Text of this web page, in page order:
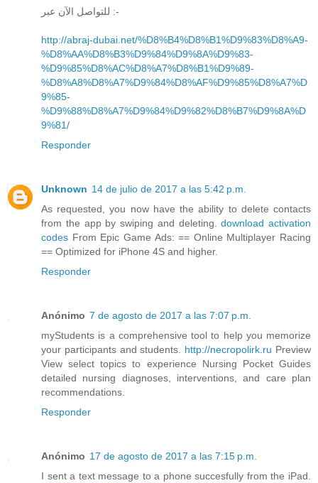
للتواصل الآن عبر :-
http://abraj-dubai.net/%D8%B4%D8%B1%D9%83%D8%A9-
%D8%AA%D8%B3%D9%84%D9%8A%D9%83-
%D9%85%D8%AC%D8%A7%D8%B1%D9%89-
%D8%A8%D8%A7%D9%84%D8%AF%D9%85%D8%A7%D
9%85-
%D9%88%D8%A7%D9%84%D9%82%D8%B7%D9%8A%D
9%81/
Responder
Unknown 14 de julio de 2017 a las 5:42 p.m.
As requested, you now have the ability to delete contacts
from the app by swiping and deleting.download activation
codes From Epic Game Ads: == Online Multiplayer Racing
== Optimized for iPhone 4S and higher.
Responder
Anónimo 7 de agosto de 2017 a las 7:07 p.m.
myStudents is a comprehensive tool to help you memorize
your participants and students. http://necropolirk.ru Preview
View select topics to experience Nursing Pocket Guides
detailed nursing diagnoses, interventions, and care plan
recommendations.
Responder
Anónimo 17 de agosto de 2017 a las 7:15 p.m.
I sent a text message to a phone succesfully from the iPad.